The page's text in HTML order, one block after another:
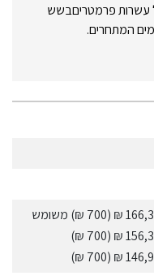
עשרות פרמטריםבשש
המתחרים.
(700 ₪)
משומש
(700 ₪)
(700 ₪)